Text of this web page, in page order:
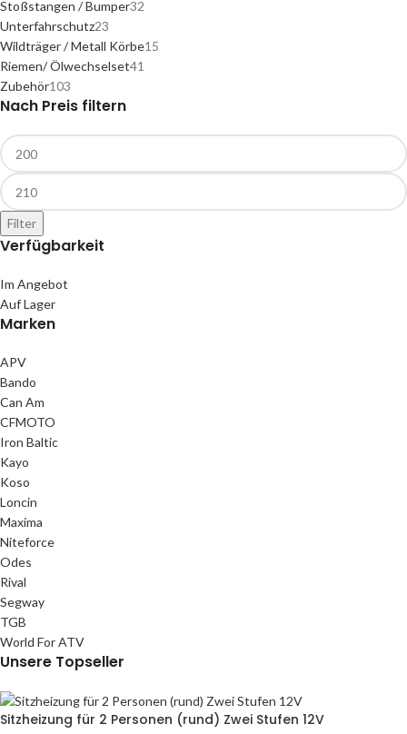
Stoßstangen / Bumper32
Unterfahrschutz23
Wildträger / Metall Körbe15
Riemen/ Ölwechselset41
Zubehör103
Nach Preis filtern
Filter
Verfügbarkeit
Im Angebot
Auf Lager
Marken
APV
Bando
Can Am
CFMOTO
Iron Baltic
Kayo
Koso
Loncin
Maxima
Niteforce
Odes
Rival
Segway
TGB
World For ATV
Unsere Topseller
Sitzheizung für 2 Personen (rund) Zwei Stufen 12V